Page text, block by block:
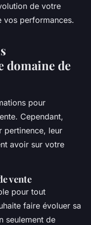
de votre
vos performances.
domaine de
pour
Cependant,
pertinence, leur
avoir sur votre
vente
pour tout
faire évoluer sa
seulement de